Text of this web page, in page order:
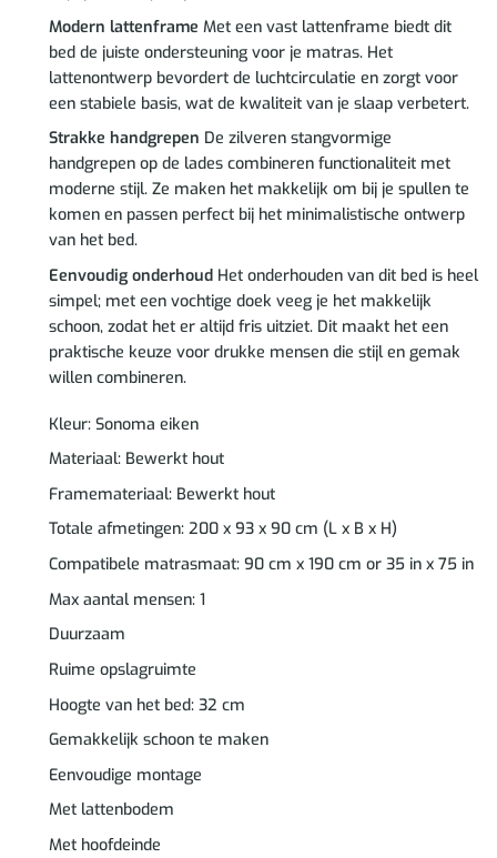
Modern lattenframe Met een vast lattenframe biedt dit
bed de juiste ondersteuning voor je matras. Het
lattenontwerp bevordert de luchtcirculatie en zorgt voor
een stabiele basis, wat de kwaliteit van je slaap verbetert.
Strakke handgrepen De zilveren stangvormige
handgrepen op de lades combineren functionaliteit met
moderne stijl. Ze maken het makkelijk om bij je spullen te
komen en passen perfect bij het minimalistische ontwerp
van het bed.
Eenvoudig onderhoudHet onderhouden van dit bed is heel
simpel; met een vochtige doek veeg je het makkelijk
schoon, zodat het er altijd fris uitziet. Dit maakt het een
praktische keuze voor drukke mensen die stijl en gemak
willen combineren.
Kleur: Sonoma eiken
Materiaal: Bewerkt hout
Framemateriaal: Bewerkt hout
Totale afmetingen: 200 x 93 x 90 cm (L x B x H)
Compatibele matrasmaat: 90 cm x 190 cm or 35 in x 75 in
Max aantal mensen: 1
Duurzaam
Ruime opslagruimte
Hoogte van het bed: 32 cm
Gemakkelijk schoon te maken
Eenvoudige montage
Met lattenbodem
Met hoofdeinde